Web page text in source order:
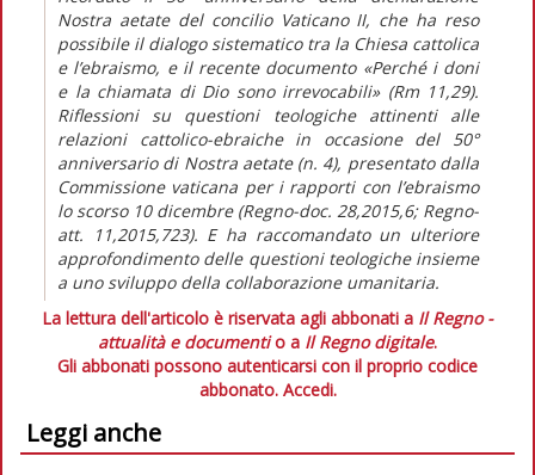
Nostra aetate del concilio Vaticano II, che ha reso
possibile il dialogo sistematico tra la Chiesa cattolica
e l’ebraismo, e il recente documento «Perché i doni
e la chiamata di Dio sono irrevocabili» (Rm 11,29).
Riflessioni su questioni teologiche attinenti alle
relazioni cattolico-ebraiche in occasione del 50°
anniversario di Nostra aetate (n. 4), presentato dalla
Commissione vaticana per i rapporti con l’ebraismo
lo scorso 10 dicembre (Regno-doc. 28,2015,6; Regno-
att. 11,2015,723). E ha raccomandato un ulteriore
approfondimento delle questioni teologiche insieme
a uno sviluppo della collaborazione umanitaria.
La lettura dell'articolo è riservata agli abbonati a Il Regno -
attualità e documentio a Il Regno digitale.
Gli abbonati possono autenticarsi con il proprio codice
abbonato. Accedi.
Leggi anche